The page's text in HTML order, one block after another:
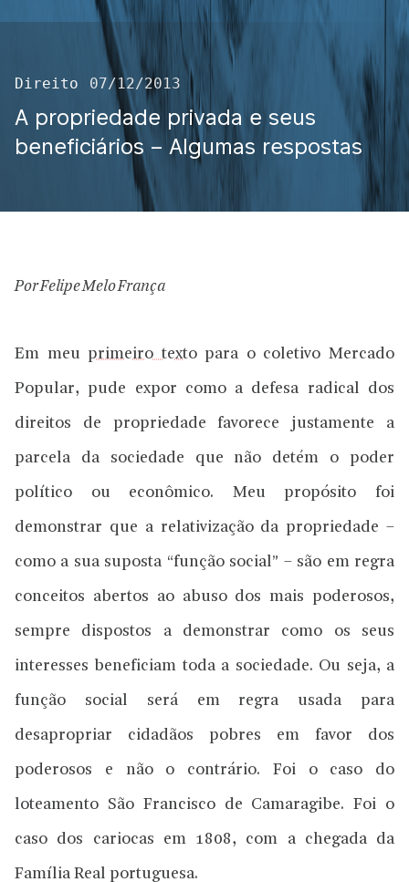
Direito 07/12/2013
A propriedade privada e seus
beneficiários – Algumas respostas
Por Felipe Melo França
Em meu primeiro textopara o coletivo Mercado
Popular, pude expor como a defesa radical dos
direitos de propriedade favorece justamente a
parcela da sociedade que não detém o poder
político ou econômico. Meu propósito foi
demonstrar que a relativização da propriedade –
como a sua suposta “função social” – são em regra
conceitos abertos ao abuso dos mais poderosos,
sempre dispostos a demonstrar como os seus
interesses beneficiam toda a sociedade. Ou seja, a
função social será em regra usada para
desapropriar cidadãos pobres em favor dos
poderosos e não o contrário. Foi o caso do
loteamento São Francisco de Camaragibe. Foi o
caso dos cariocas em 1808, com a chegada da
Família Real portuguesa.